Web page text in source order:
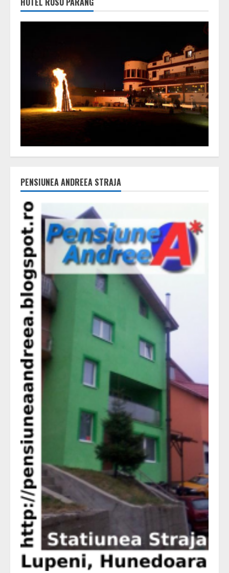
PENSIUNEA ANDREEA STRAJA